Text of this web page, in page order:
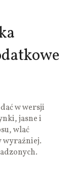
w wersji
jasne i
wlać
wyraźniej.